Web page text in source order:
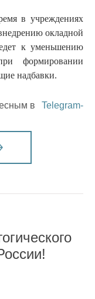
в учреждениях
окладной
к уменьшению
формировании
надбавки.
в
Telegram-